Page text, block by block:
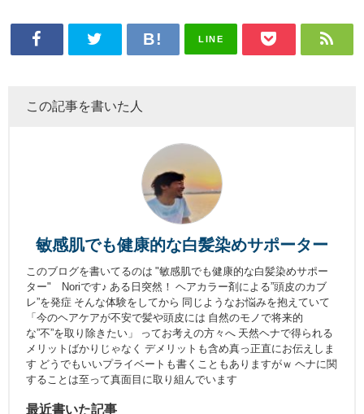
LINE
この記事を書いた人
敏感肌でも健康的な白髪染めサポーター
このブログを書いてるのは "敏感肌でも健康的な白髪染めサポー
ター" Noriです♪ ある日突然！ ヘアカラー剤による”頭皮のカブ
レ”を発症 そんな体験をしてから 同じようなお悩みを抱えていて
「今のヘアケアが不安で髪や頭皮には 自然のモノで将来的
な”不”を取り除きたい」 ってお考えの方々へ 天然ヘナで得られる
メリットばかりじゃなく デメリットも含め真っ正直にお伝えしま
す どうでもいいプライベートも書くこともありますがｗ ヘナに関
することは至って真面目に取り組んでいます
最近書いた記事